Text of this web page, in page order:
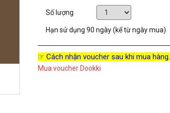
Số lượng
Hạn sử dụng 90 ngày (kể từ ngày mua)
☞ Cách nhận voucher sau khi mua hàng.
Mua voucher Dookki